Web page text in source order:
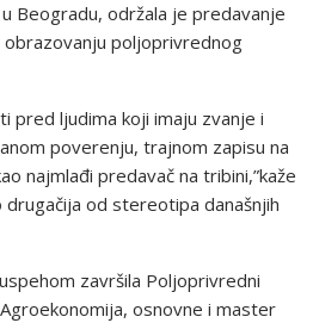
Beogradu, održala je predavanje
obrazovanju poljoprivrednog
pred ljudima koji imaju zvanje i
poverenju, trajnom zapisu na
najmlađi predavač na tribini,”kaže
drugačija od stereotipa današnjih
završila Poljoprivredni
osnovne i master